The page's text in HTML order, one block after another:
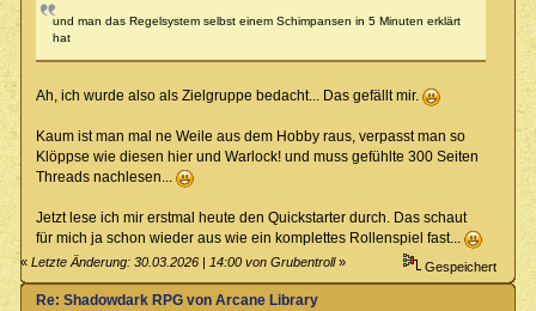
und man das Regelsystem selbst einem Schimpansen in 5 Minuten erklärt
hat
Ah, ich wurde also als Zielgruppe bedacht... Das gefällt mir.
Kaum ist man mal ne Weile aus dem Hobby raus, verpasst man so
Klöppse wie diesen hier und Warlock! und muss gefühlte 300 Seiten
Threads nachlesen...
Jetzt lese ich mir erstmal heute den Quickstarter durch. Das schaut
für mich ja schon wieder aus wie ein komplettes Rollenspiel fast...
«Letzte Änderung: 30.03.2026 | 14:00 von Grubentroll» Gespeichert
Re: Shadowdark RPG von Arcane Library